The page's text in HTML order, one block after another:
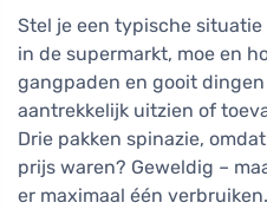
Stel je een typische
in de supermarkt, moe en
gangpaden en gooit
aantrekkelijk uitzien of
Drie pakken spinazie,
prijs waren? Geweldig –
er maximaal één